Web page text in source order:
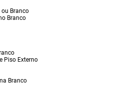
ou Branco
Branco
Piso Externo
Branco